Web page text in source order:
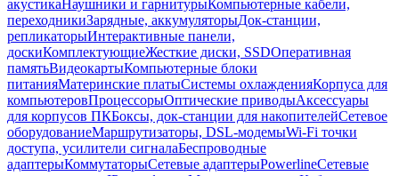
акустикаНаушники и гарнитурыКомпьютерные кабели,
переходникиЗарядные, аккумуляторыДок-станции,
репликаторыИнтерактивные панели,
доскиКомплектующиеЖесткие диски, SSDОперативная
памятьВидеокартыКомпьютерные блоки
питанияМатеринские платыСистемы охлажденияКорпуса для
компьютеровПроцессорыОптические приводыАксессуары
для корпусов ПКБоксы, док-станции для накопителейСетевое
оборудованиеМаршрутизаторы, DSL-модемыWi-Fi точки
доступа, усилители сигналаБеспроводные
адаптерыКоммутаторыСетевые адаптерыPowerlineСетевые